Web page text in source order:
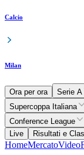
Calcio
Milan
Ora per ora Serie A
Supercoppa Italiana
Conference League
Live
Risultati e
HomeMercatoVideo